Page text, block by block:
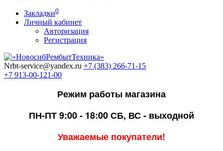
Закладки0
Личный кабинет
Авторизация
Регистрация
Nrbt-service@yandex.ru +7 (383) 266-71-15
+7 913-00-121-00
Режим работы магазина
ПН-ПТ 9:00 - 18:00СБ, ВС - выходной
Уважаемые покупатели!